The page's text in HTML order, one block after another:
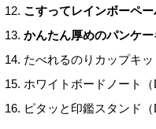
こすってレインボーペー
かんたん厚めのパンケ
たべれるのりカップキ
ホワイトボードノート（
ピタッと印鑑スタンド（